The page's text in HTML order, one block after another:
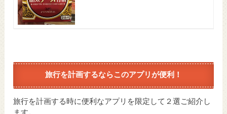
旅行を計画するならこのアプリが便利！
旅行を計画する時に便利なアプリを限定して２選ご紹介し